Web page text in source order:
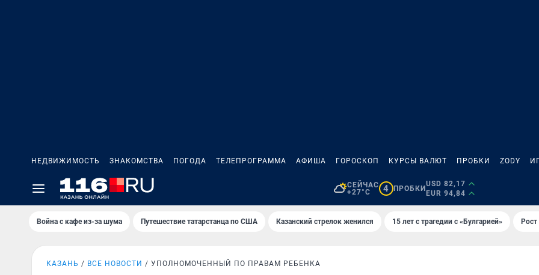
НЕДВИЖИМОСТЬ ЗНАКОМСТВА ПОГОДА ТЕЛЕПРОГРАММА АФИША ГОРОСКОП КУРСЫ ВАЛЮТ ПРОБКИ ZODY
СЕЙЧАС
+27°C
4 ПРОБКИ
USD 82,17
EUR 94,84
Война с кафе из-за шума Путешествие татарстанца по США Казанский стрелок женился 15 лет с трагедии с «Булгарией»
КАЗАНЬ ВСЕ НОВОСТИ УПОЛНОМОЧЕННЫЙ ПО ПРАВАМ РЕБЕНКА